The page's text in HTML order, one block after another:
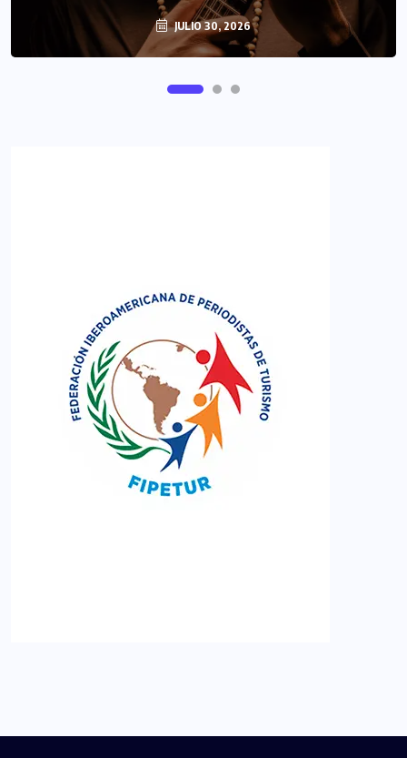
JULIO 30, 2026
JUNIO 29, 2026